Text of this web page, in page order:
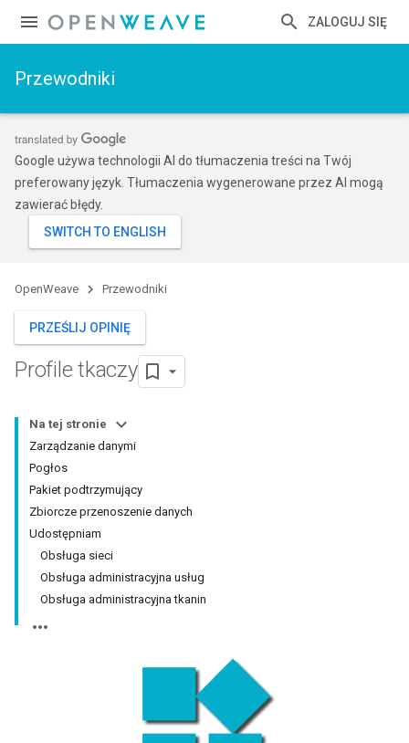
ZALOGUJ SIĘ
Przewodniki
Google używa technologii AI do tłumaczenia treści na Twój
preferowany język. Tłumaczenia wygenerowane przez AI mogą
zawierać błędy.
OpenWeave Przewodniki
PRZEŚLIJ OPINIĘ
Profile tkaczy
Na tej stronie
Zarządzanie danymi
Pogłos
Pakiet podtrzymujący
Zbiorcze przenoszenie danych
Udostępniam
Obsługa sieci
Obsługa administracyjna usług
Obsługa administracyjna tkanin